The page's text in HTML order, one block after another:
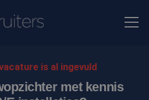
is al ingevuld
met kennis